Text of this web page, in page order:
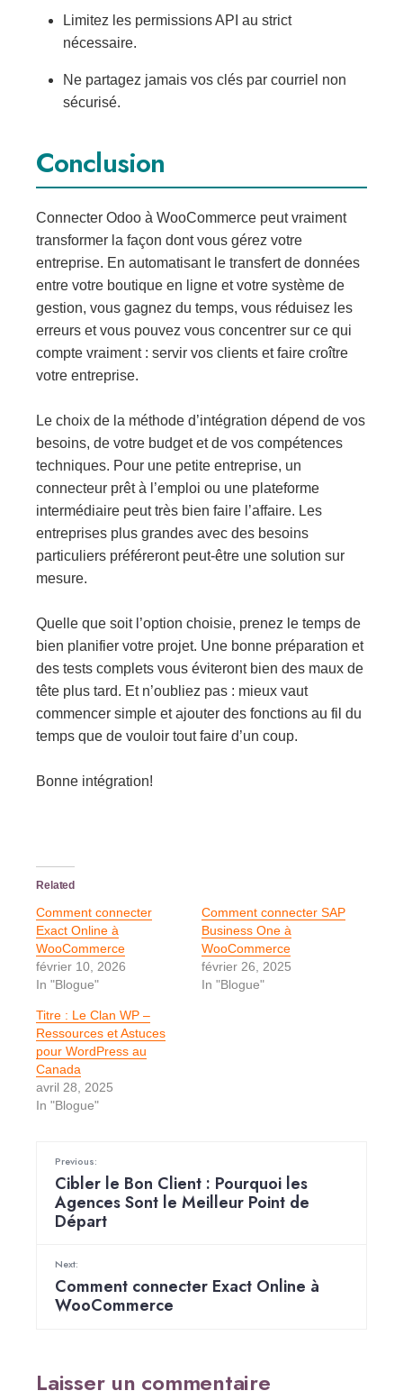
Limitez les permissions API au strict
nécessaire.
Ne partagez jamais vos clés par courriel non
sécurisé.
Conclusion
Connecter Odoo à WooCommerce peut vraiment
transformer la façon dont vous gérez votre
entreprise. En automatisant le transfert de données
entre votre boutique en ligne et votre système de
gestion, vous gagnez du temps, vous réduisez les
erreurs et vous pouvez vous concentrer sur ce qui
compte vraiment : servir vos clients et faire croître
votre entreprise.
Le choix de la méthode d’intégration dépend de vos
besoins, de votre budget et de vos compétences
techniques. Pour une petite entreprise, un
connecteur prêt à l’emploi ou une plateforme
intermédiaire peut très bien faire l’affaire. Les
entreprises plus grandes avec des besoins
particuliers préféreront peut-être une solution sur
mesure.
Quelle que soit l’option choisie, prenez le temps de
bien planifier votre projet. Une bonne préparation et
des tests complets vous éviteront bien des maux de
tête plus tard. Et n’oubliez pas : mieux vaut
commencer simple et ajouter des fonctions au fil du
temps que de vouloir tout faire d’un coup.
Bonne intégration!
Related
Comment connecter
Exact Online à
WooCommerce
février 10, 2026
In "Blogue"
Comment connecter SAP
Business One à
WooCommerce
février 26, 2025
In "Blogue"
Titre : Le Clan WP –
Ressources et Astuces
pour WordPress au
Canada
avril 28, 2025
In "Blogue"
Previous:
Cibler le Bon Client : Pourquoi les
Agences Sont le Meilleur Point de
Départ
Next:
Comment connecter Exact Online à
WooCommerce
Laisser un commentaire